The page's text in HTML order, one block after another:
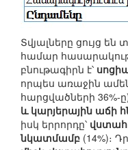
Տվյալները ցույց
համար
բնութագիրն է՝
որպես առաջին
հարցվածների 36%-
և կարյերային աճի
իսկ երրորդը՝
նկատմամբ (14%)։